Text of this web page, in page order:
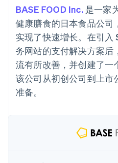
Access to
125+
Terminal
线下支付
Authorization
Boost
支付成功率优
化
Link
加速结账
会计自动
Stripe
自定义报告
Data
数据同步
Product roadmap
资金管理
平台
SaaS
按行业
AI 企业
媒体与娱乐
非营利组织
使用代理预配
资源
应用程序集成
代码示例
开发者博客
产品路线图
Sessions 年
招聘
新闻编辑室
Stripe Press
联系销售
BASE FOOD Inc.是一家
健康膳食的日本食品公司
实现了快速增长。在引
务网站的支付解决方案后
流有所改善，并创建了一
该公司从初创公司到上市
准备。